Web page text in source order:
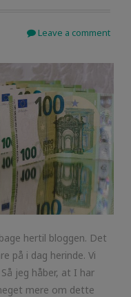
Leave a comment
hertil bloggen. Det
på i dag herinde. Vi
jeg håber, at I har
mere om dette